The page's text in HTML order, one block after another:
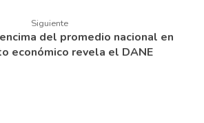
Siguiente
del promedio nacional en
económico revela el DANE